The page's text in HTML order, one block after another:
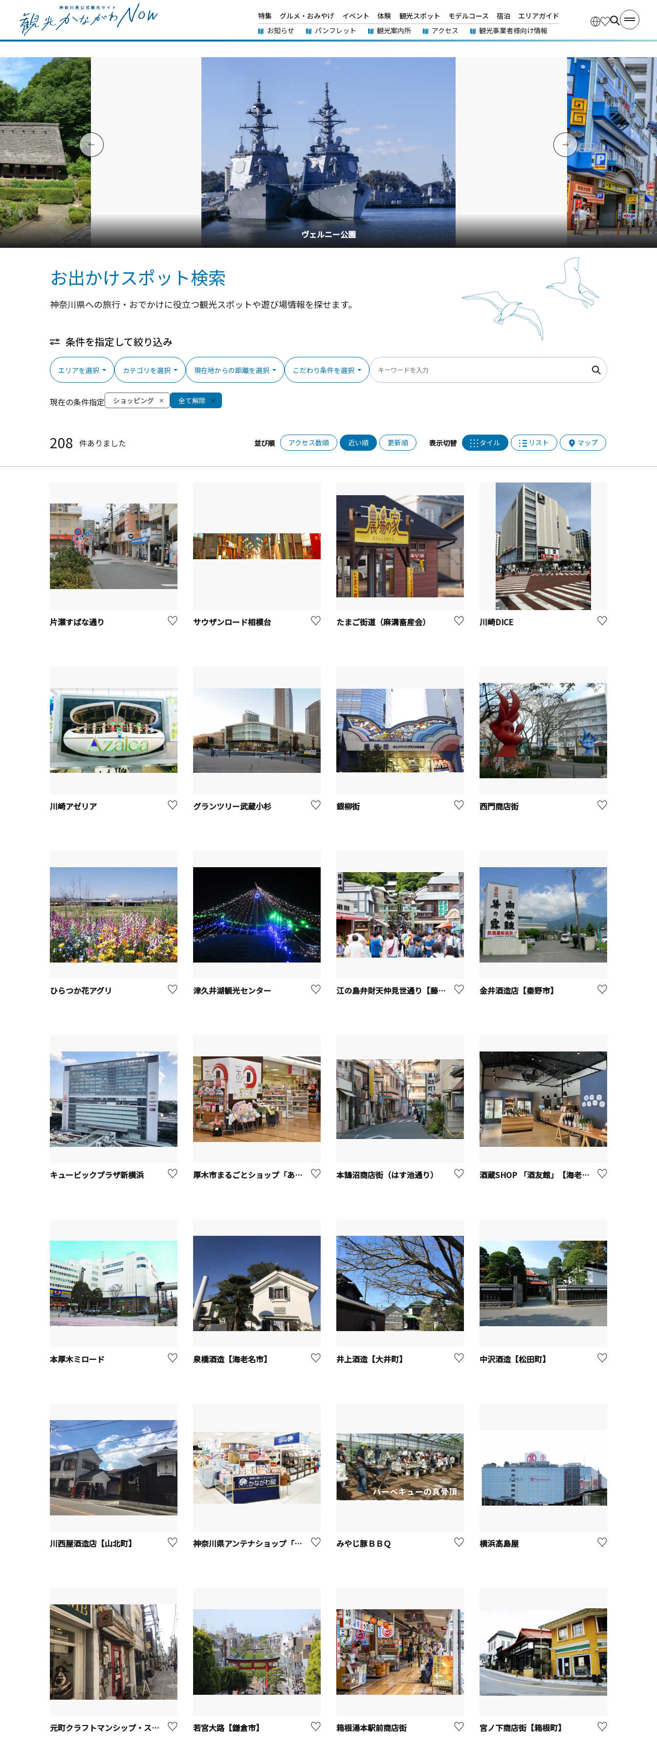
特集 グルメ・おみやげ イベント 体験 観光スポット モデルコース 宿泊
エリアガイド
お知らせ
パンフレット 観光案内所 アクセス 観光事業者様向け情報
横浜中華街
お出かけスポット検索
神奈川県への旅行・おでかけに役立つ観光スポットや遊び場情報を探せます。
条件を指定して絞り込み
エリアを選択 カテゴリを選択 現在地からの距離を選択 こだわり条件を選択
現在の条件指定 ショッピング 全て解除
208 件ありました 並び順 アクセス数順 近い順 更新順 表示切替 タイル リスト マップ
片瀬すばな通り サウザンロード相模台 たまご街道（麻溝畜産会） 川崎DICE
川崎アゼリア グランツリー武蔵小杉 銀柳街 西門商店街
ひらつか花アグリ 津久井湖観光センター 江の島弁財天仲見世通り【藤沢市】 金井酒造店【秦野市】
キュービックプラザ新横浜 厚木市まるごとショップ「あつまる」 本鵠沼商店街（はす池通り） 酒蔵SHOP 「酒友館」【海老名市】
本厚木ミロード 泉橋酒造【海老名市】 井上酒造【大井町】 中沢酒造【松田町】
川西屋酒造店【山北町】 神奈川県アンテナショップ「かながわ屋」 みやじ豚ＢＢＱ 横浜髙島屋
元町クラフトマンシップ・ストリート 若宮大路【鎌倉市】 箱根湯本駅前商店街 宮ノ下商店街【箱根町】